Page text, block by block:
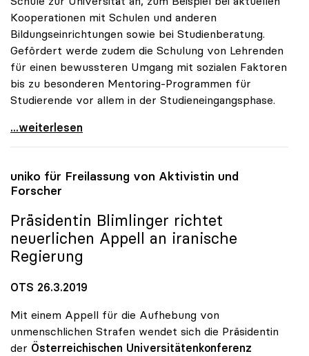
Kooperationen mit Schulen und anderen
Bildungseinrichtungen sowie bei Studienberatung.
Gefördert werde zudem die Schulung von Lehrenden
für einen bewussteren Umgang mit sozialen Faktoren
bis zu besonderen Mentoring-Programmen für
Studierende vor allem in der Studieneingangsphase.
uniko: Unis haben „soziale Dimension“ auf ihrer
...weiterlesen
uniko für Freilassung von Aktivistin und
Forscher
Präsidentin Blimlinger richtet
neuerlichen Appell an iranische
Regierung
OTS 26.3.2019
Mit einem Appell für die Aufhebung von
unmenschlichen Strafen wendet sich die Präsidentin
der Österreichischen Universitätenkonferenz